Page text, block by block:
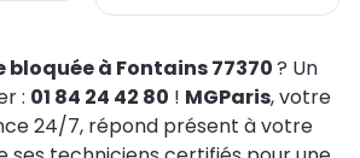
bloquée à Fontains 77370? Un
: 01 84 24 42 80 ! MGParis, votre
24/7, répond présent à votre